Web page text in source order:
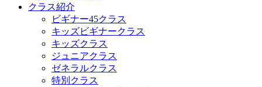
クラス紹介
ビギナー45クラス
キッズビギナークラス
キッズクラス
ジュニアクラス
ゼネラルクラス
特別クラス